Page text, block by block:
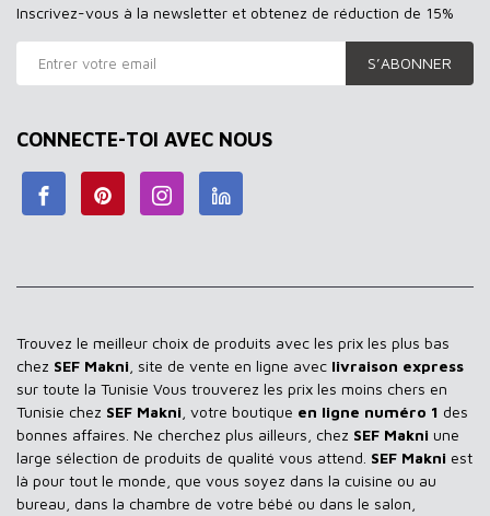
Inscrivez-vous à la newsletter et obtenez de réduction de 15%
S’ABONNER
CONNECTE-TOI AVEC NOUS
Trouvez le meilleur choix de produits avec les prix les plus bas
chez SEF Makni , site de vente en ligne avec livraison express
sur toute la Tunisie Vous trouverez les prix les moins chers en
Tunisie chez SEF Makni , votre boutique en ligne numéro 1 des
bonnes affaires. Ne cherchez plus ailleurs, chez SEF Makni une
large sélection de produits de qualité vous attend. SEF Makni est
là pour tout le monde, que vous soyez dans la cuisine ou au
bureau, dans la chambre de votre bébé ou dans le salon,